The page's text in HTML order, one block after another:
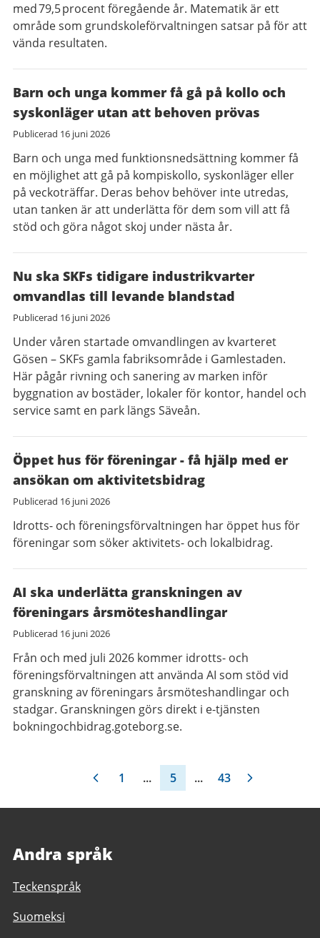
med 79,5 procent föregående år. Matematik är ett
område som grundskoleförvaltningen satsar på för att
vända resultaten.
Barn och unga kommer få gå på kollo och
syskonläger utan att behoven prövas
Publicerad 16 juni 2026
Barn och unga med funktionsnedsättning kommer få
en möjlighet att gå på kompiskollo, syskonläger eller
på veckoträffar. Deras behov behöver inte utredas,
utan tanken är att underlätta för dem som vill att få
stöd och göra något skoj under nästa år.
Nu ska SKFs tidigare industrikvarter
omvandlas till levande blandstad
Publicerad 16 juni 2026
Under våren startade omvandlingen av kvarteret
Gösen – SKFs gamla fabriksområde i Gamlestaden.
Här pågår rivning och sanering av marken inför
byggnation av bostäder, lokaler för kontor, handel och
service samt en park längs Säveån.
Öppet hus för föreningar - få hjälp med er
ansökan om aktivitetsbidrag
Publicerad 16 juni 2026
Idrotts- och föreningsförvaltningen har öppet hus för
föreningar som söker aktivitets- och lokalbidrag.
AI ska underlätta granskningen av
föreningars årsmöteshandlingar
Publicerad 16 juni 2026
Från och med juli 2026 kommer idrotts- och
föreningsförvaltningen att använda AI som stöd vid
granskning av föreningars årsmöteshandlingar och
stadgar. Granskningen görs direkt i e-tjänsten
bokningochbidrag.goteborg.se.
1 ... 5 ... 43
Andra språk
Teckenspråk
Suomeksi